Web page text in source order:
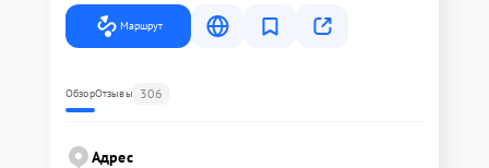
Маршрут
ОбзорОтзывы 306
Адрес